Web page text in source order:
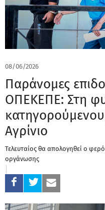
08/06/2026
Παράνομες
ΟΠΕΚΕΠΕ: Στη
Αγρίνιο
Τελευταίος θα απολογηθεί ο
οργάνωσης